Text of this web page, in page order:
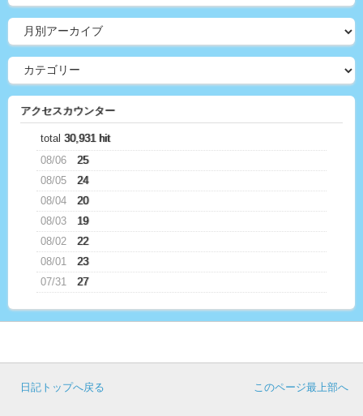
アクセスカウンター
total 30,931 hit
08/06
25
08/05
24
08/04
20
08/03
19
08/02
22
08/01
23
07/31
27
このページ最上部へ
日記トップへ戻る